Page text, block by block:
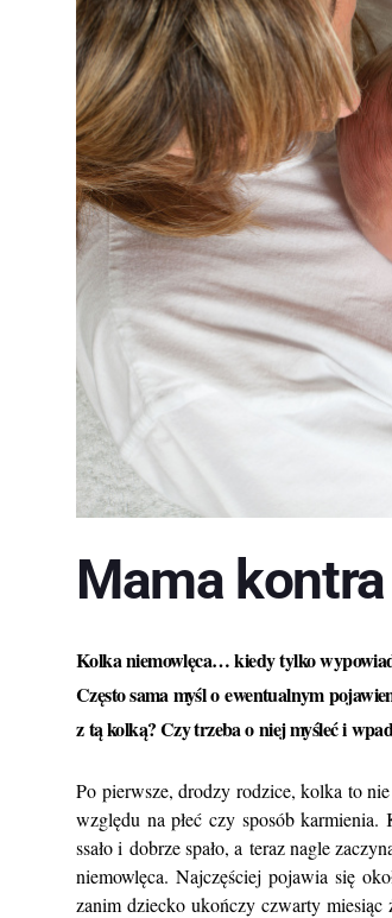
Mama
Kolka niemowlęca… kiedy tylko
Często sama myśl o ewentualnym
z tą kolką? Czy trzeba o niej myśleć i
Po pierwsze, drodzy rodzice, kolka to
względu na płeć czy sposób
ssało i dobrze spało, a teraz nagle
niemowlęca. Najczęściej pojawia się
zanim dziecko ukończy czwarty